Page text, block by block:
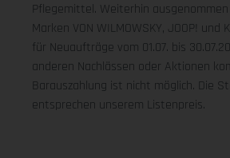
Pflegemittel. Weiterhin
Marken VON WILMOWSKY, JOOP! und
für Neuaufträge vom 01.07. bis
anderen Nachlässen oder Aktionen
Barauszahlung ist nicht möglich. Die
entsprechen unserem Listenpreis.